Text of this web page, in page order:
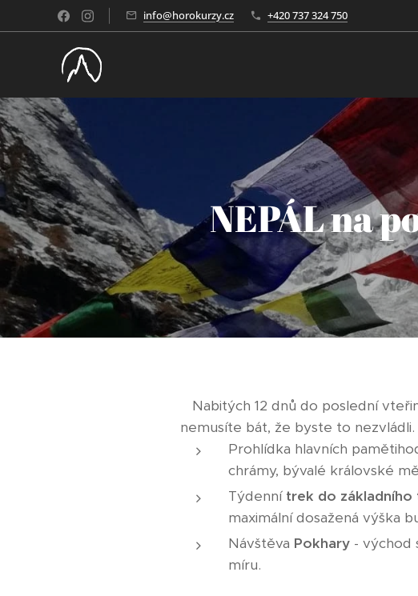
info@horokurzy.cz +420 737 324 750
NEPÁL na
Nabitých 12 dnů do poslední
nemusíte bát, že byste to nezvládli.
Prohlídka hlavních
chrámy, bývalé královské
Týdenní trek do
maximální dosažená výška
Návštěva Pokhary- východ
míru.